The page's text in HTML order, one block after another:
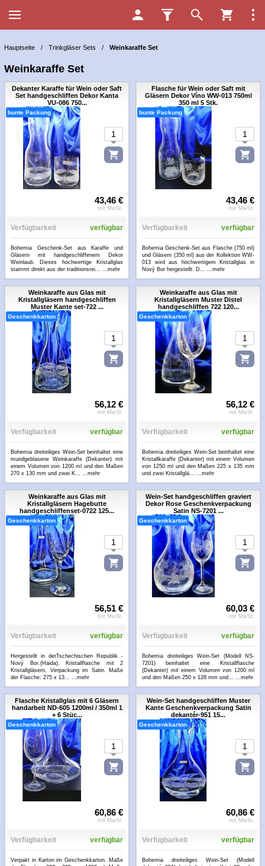
Hauptseite / Trinkgläser Sets / Weinkaraffe Set
Weinkaraffe Set
Dekanter Karaffe für Wein oder Saft
Set handgeschliffen Dekor Kanta
VU-086 750...
bunte Packung
43,46 €
mit MwSt.
Verfügbarkeit verfügbar
Bohemia Geschenk-Set aus Karaffe und
Gläsern mit handgeschliffenem Dekor
Weinlaub. Dieses hochwertige Kristallglas
stammt direkt aus der traditionsrei... ...mehr
Flasche für Wein oder Saft mit
Gläsern Dekor Víno WW-013 750ml
350 ml 5 Stk.
bunte Packung
43,46 €
mit MwSt.
Verfügbarkeit verfügbar
Bohemia Geschenk-Set aus Flasche (750 ml)
und Gläsern (350 ml) aus der Kollektion WW-
013 wird aus hochwertigem Kristallglas in
Nový Bor hergestellt. D... ...mehr
Weinkaraffe aus Glas mit
Kristallgläsern handgeschliffen
Muster Kante set-722 ...
Geschenkkarton
56,12 €
mit MwSt.
Verfügbarkeit verfügbar
Bohemia dreiteiliges Wein-Set beinhaltet eine
mundgeblasene Weinkaraffe (Dekanter) mit
einem Volumen von 1200 ml und den Maßen
270 x 130 mm und zwei K... ...mehr
Weinkaraffe aus Glas mit
Kristallgläsern Muster Distel
handgeschliffen 722 120...
Geschenkkarton
56,12 €
mit MwSt.
Verfügbarkeit verfügbar
Bohemia dreiteiliges Wein-Set beinhaltet eine
Kristallkaraffe (Dekanter) mit einem Volumen
von 1250 ml und den Maßen 225 x 135 mm
und zwei Kristallglä... ...mehr
Weinkaraffe aus Glas mit
Kristallgläsern Hagebutte
handgeschliffenset-0722 125...
Geschenkkarton
56,51 €
mit MwSt.
Verfügbarkeit verfügbar
Hergestellt in derTschechischen Republik -
Nový Bor.(Haida). Kristallflasche mit 2
Kristallgläsern, Verpackung im Satin. Maße
der Flasche: 275 x 13... ...mehr
Wein-Set handgeschliffen graviert
Dekor Rose Geschenkverpackung
Satin NS-7201 ...
Geschenkkarton
60,03 €
mit MwSt.
Verfügbarkeit verfügbar
Bohemia dreiteiliges Wein-Set (Modell NS-
7201) beinhaltet eine Kristallflasche
(Dekanter) mit einem Volumen von 1200 ml
und den Maßen 250 x 128 mm und... ...mehr
Flasche Kristallglas mit 6 Gläsern
handarbeit ND-605 1200ml / 350ml 1
+ 6 Stüc...
Geschenkkarton
60,86 €
mit MwSt.
Verfügbarkeit verfügbar
Verpakt in Karton im Geschenkkarton. Maße
Wein-Set handgeschliffen Muster
Kante Geschenkverpackung Satin
dekantér-951 15...
Geschenkkarton
60,86 €
mit MwSt.
Verfügbarkeit verfügbar
Bohemia dreiteiliges Wein-Set (Modell